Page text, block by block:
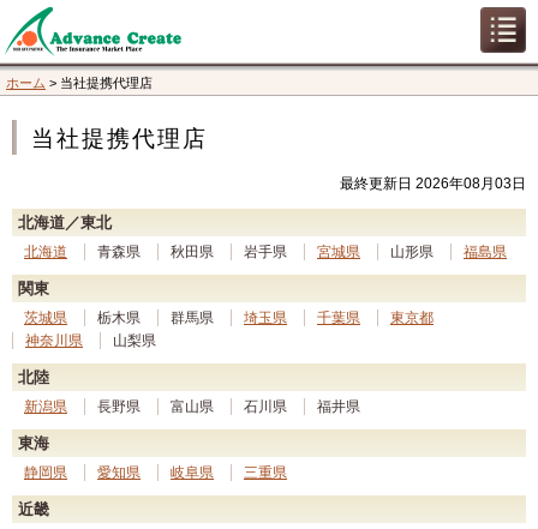
ホーム > 当社提携代理店
当社提携代理店
最終更新日 2026年08月03日
北海道／東北
北海道 青森県 秋田県 岩手県 宮城県 山形県 福島県
関東
茨城県 栃木県 群馬県 埼玉県 千葉県
東京都
神奈川県
山梨県
北陸
新潟県 長野県 富山県 石川県 福井県
東海
静岡県 愛知県 岐阜県 三重県
近畿